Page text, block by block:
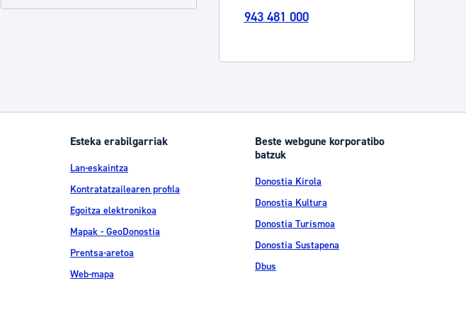
Udal administrazioa
Izapideen katalogoa
943 481 000
Esteka erabilgarriak
Lan-eskaintza
Kontratatzailearen profila
Egoitza elektronikoa
Mapak - GeoDonostia
Prentsa-aretoa
Web-mapa
Beste webgune korporatibo
batzuk
Donostia Kirola
Donostia Kultura
Donostia Turismoa
Donostia Sustapena
Dbus